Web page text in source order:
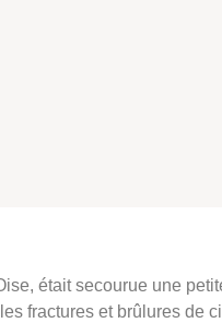
était secourue une
fractures et brûlures de